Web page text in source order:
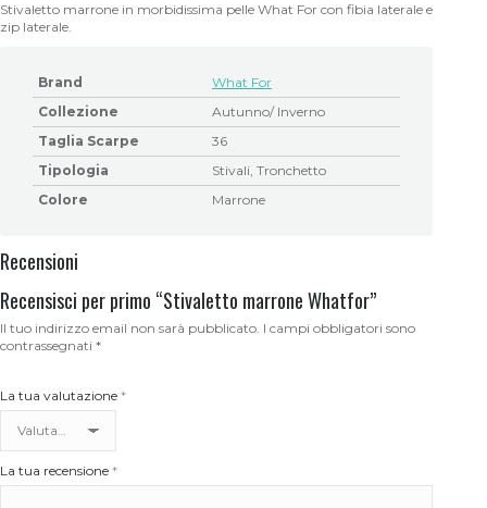
Stivaletto marrone in morbidissima pelle What For con fibia laterale e
zip laterale.
Brand
What For
Collezione
Autunno/ Inverno
Taglia Scarpe
36
Tipologia
Stivali, Tronchetto
Colore
Marrone
Recensioni
Recensisci per primo “Stivaletto marrone Whatfor”
Il tuo indirizzo email non sarà pubblicato. I campi obbligatori sono
contrassegnati *
La tua valutazione *
La tua recensione *